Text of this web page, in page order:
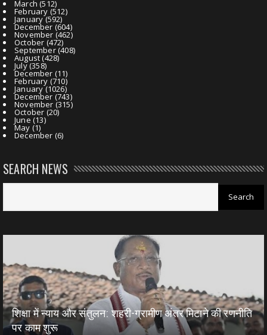
March (512)
February (512)
January(592)
December (604)
November (462)
October (472)
September(408)
August(428)
July(358)
December (11)
February (710)
January(1026)
December (743)
November (315)
October (20)
June (13)
May (1)
December (6)
SEARCH NEWS
शिक्षा में न्याय और संतुलन: शहरी-ग्रामीण अंतर मिटाने की रणनीति
पर काम शुरू